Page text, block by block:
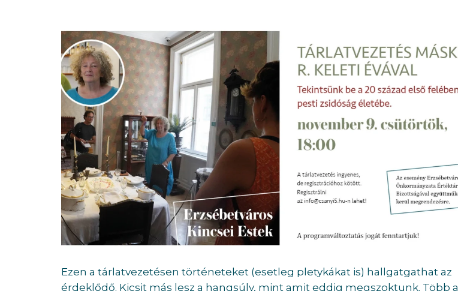
Ezen a tárlatvezetésen történeteket (esetleg pletykákat is) hallgatgathat az
érdeklődő. Kicsit más lesz a hangsúly, mint amit eddig megszoktunk. Több a